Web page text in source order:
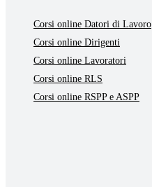
Corsi online Datori di Lavoro
Corsi online Dirigenti
Corsi online Lavoratori
Corsi online RLS
Corsi online RSPP e ASPP